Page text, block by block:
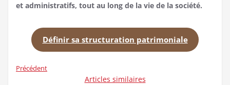
et administratifs, tout au long de la vie de la société.
Définir sa structuration patrimoniale
Précédent
Articles similaires